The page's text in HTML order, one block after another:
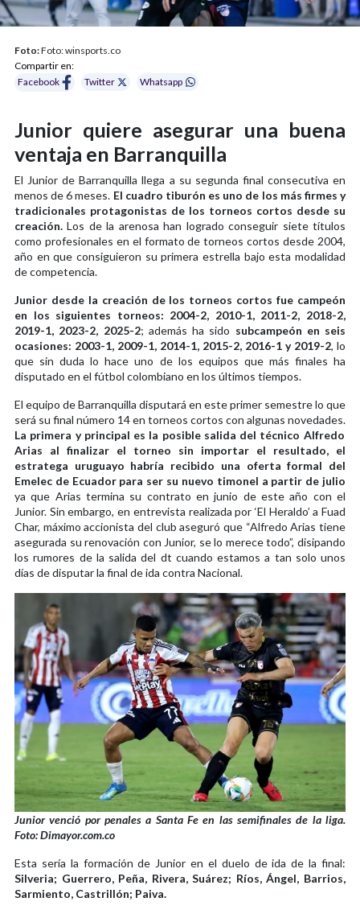
Foto:Foto: winsports.co
Compartir en:
Facebook
Twitter Whatsapp
Junior quiere asegurar una buena
ventaja en Barranquilla
El Junior de Barranquilla llega a su segunda final consecutiva en
menos de 6 meses. El cuadro tiburón es uno de los más firmes y
tradicionales protagonistas de los torneos cortos desde su
creación. Los de la arenosa han logrado conseguir siete títulos
como profesionales en el formato de torneos cortos desde 2004,
año en que consiguieron su primera estrella bajo esta modalidad
de competencia.
Junior desde la creación de los torneos cortos fue campeón
en los siguientes torneos: 2004-2, 2010-1, 2011-2, 2018-2,
2019-1, 2023-2, 2025-2; además ha sido subcampeón en seis
ocasiones: 2003-1, 2009-1, 2014-1, 2015-2, 2016-1 y 2019-2, lo
que sin duda lo hace uno de los equipos que más finales ha
disputado en el fútbol colombiano en los últimos tiempos.
El equipo de Barranquilla disputará en este primer semestre lo que
será su final número 14 en torneos cortos con algunas novedades.
La primera y principal es la posible salida del técnico Alfredo
Arias al finalizar el torneo sin importar el resultado, el
estratega uruguayo habría recibido una oferta formal del
Emelec de Ecuador para ser su nuevo timonel a partir de julio
ya que Arias termina su contrato en junio de este año con el
Junior. Sin embargo, en entrevista realizada por ‘El Heraldo’ a Fuad
Char, máximo accionista del club aseguró que “Alfredo Arias tiene
asegurada su renovación con Junior, se lo merece todo”, disipando
los rumores de la salida del dt cuando estamos a tan solo unos
días de disputar la final de ida contra Nacional.
Junior venció por penales a Santa Fe en las semifinales de la liga.
Foto: Dimayor.com.co
Esta sería la formación de Junior en el duelo de ida de la final:
Silveria; Guerrero, Peña, Rivera, Suárez; Ríos, Ángel, Barrios,
Sarmiento, Castrillón; Paiva.